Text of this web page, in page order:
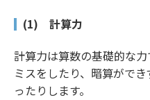
(1) 計算力
計算力は算数の基礎的な
ミスをしたり、暗算がで
ったりします。